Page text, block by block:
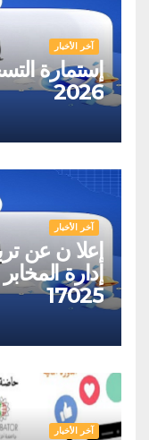
آخر الأخبار
إستمارة
2026
آخر الأخبار
إعلا ن عن
17025
آخر الأخبار